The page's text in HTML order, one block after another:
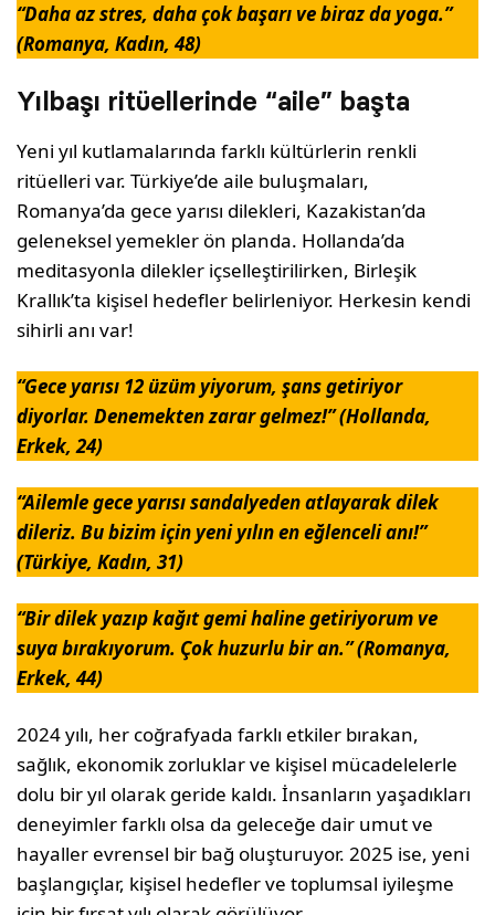
“Daha az stres, daha çok başarı ve biraz da yoga.”
(Romanya, Kadın, 48)
Yılbaşı ritüellerinde “aile” başta
Yeni yıl kutlamalarında farklı kültürlerin renkli
ritüelleri var. Türkiye’de aile buluşmaları,
Romanya’da gece yarısı dilekleri, Kazakistan’da
geleneksel yemekler ön planda. Hollanda’da
meditasyonla dilekler içselleştirilirken, Birleşik
Krallık’ta kişisel hedefler belirleniyor. Herkesin kendi
sihirli anı var!
“Gece yarısı 12 üzüm yiyorum, şans getiriyor
diyorlar. Denemekten zarar gelmez!” (Hollanda,
Erkek, 24)
“Ailemle gece yarısı sandalyeden atlayarak dilek
dileriz. Bu bizim için yeni yılın en eğlenceli anı!”
(Türkiye, Kadın, 31)
“Bir dilek yazıp kağıt gemi haline getiriyorum ve
suya bırakıyorum. Çok huzurlu bir an.” (Romanya,
Erkek, 44)
2024 yılı, her coğrafyada farklı etkiler bırakan,
sağlık, ekonomik zorluklar ve kişisel mücadelelerle
dolu bir yıl olarak geride kaldı. İnsanların yaşadıkları
deneyimler farklı olsa da geleceğe dair umut ve
hayaller evrensel bir bağ oluşturuyor. 2025 ise, yeni
başlangıçlar, kişisel hedefler ve toplumsal iyileşme